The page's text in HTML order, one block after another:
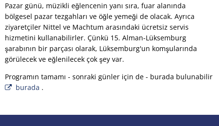
Pazar günü, müzikli eğlencenin yanı sıra, fuar alanında
bölgesel pazar tezgahları ve öğle yemeği de olacak. Ayrıca
ziyaretçiler Nittel ve Machtum arasındaki ücretsiz servis
hizmetini kullanabilirler. Çünkü 15. Alman-Lüksemburg
şarabının bir parçası olarak, Lüksemburg'un komşularında
görülecek ve eğlenilecek çok şey var.
Programın tamamı - sonraki günler için de - burada bulunabilir
burada .